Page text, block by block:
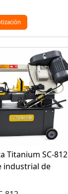
Titanium SC-812
industrial de